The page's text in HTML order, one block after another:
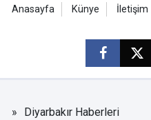
Anasayfa Künye İletişim
Diyarbakır Haberleri